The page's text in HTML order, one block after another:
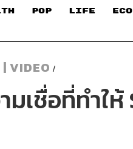
POP LIFE
| VIDEO /
มเชื่อที่ทำใ